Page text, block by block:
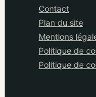
Contact
Plan du site
Mentions
Politique de
Politique de